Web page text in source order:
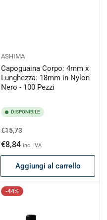
ASHIMA
Capoguaina Corpo: 4mm x
Lunghezza: 18mm in Nylon
Nero - 100 Pezzi
DISPONIBILE
Prezzo
di
listino
€15,73Prezzo
scontato
€8,84 inc. IVA
Aggiungi al carrello
-44%